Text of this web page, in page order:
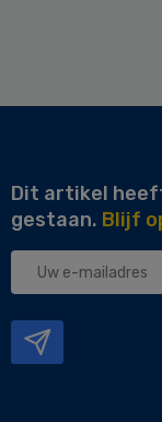
Dit artikel
gestaan. Blijf
Uw